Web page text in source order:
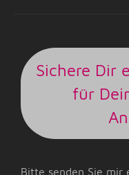
Sichere Dir
für
Bitte senden Sie mir